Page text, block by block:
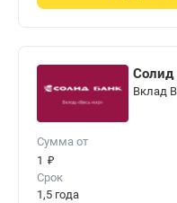
Солид
Вклад
Сумма от
1 ₽
Срок
1,5 года